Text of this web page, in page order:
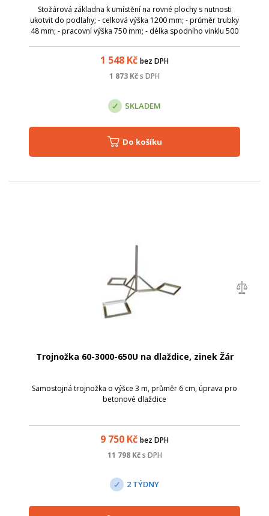
Stožárová základna k umístění na rovné plochy s nutnosti
ukotvit do podlahy; - celková výška 1200 mm; - průměr trubky
48 mm; - pracovní výška 750 mm; - délka spodního vinklu 500
1 548 Kč bez DPH
1 873 Kčs DPH
SKLADEM
Do košíku
Trojnožka 60-3000-650U na dlaždice, zinek Žár
Samostojná trojnožka o výšce 3 m, průměr 6 cm, úprava pro
betonové dlaždice
9 750 Kč bez DPH
11 798Kč s DPH
2 TÝDNY